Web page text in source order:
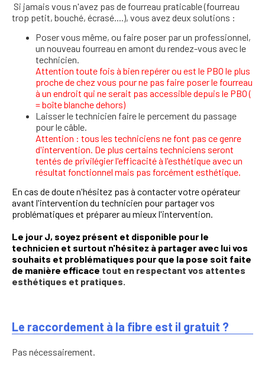
Si jamais vous n'avez pas de fourreau praticable (fourreau
trop petit, bouché, écrasé....), vous avez deux solutions :
Poser vous même, ou faire poser par un professionnel,
un nouveau fourreau en amont du rendez-vous avec le
technicien.
Attention toute fois à bien repérer ou est le PBO le plus
proche de chez vous pour ne pas faire poser le fourreau
à un endroit qui ne serait pas accessible depuis le PBO (
= boîte blanche dehors)
Laisser le technicien faire le percement du passage
pour le câble.
Attention : tous les techniciens ne font pas ce genre
d'intervention. De plus certains techniciens seront
tentés de privilégier l'efficacité à l'esthétique avec un
résultat fonctionnel mais pas forcément esthétique.
En cas de doute n'hésitez pas à contacter votre opérateur
avant l'intervention du technicien pour partager vos
problématiques et préparer au mieux l'intervention.
Le jour J, soyez présent et disponible pour le
technicien et surtout n'hésitez à partager avec lui vos
souhaits et problématiques pour que la pose soit faite
de manière efficace tout en respectant vos attentes
esthétiques et pratiques.
Le raccordement à la fibre est il gratuit ?
Pas nécessairement.